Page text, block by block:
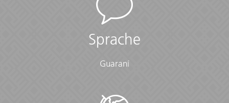
• Warm waterproof jacket
• Flight info (required) (Printouts of e-tickets may be
• Insurance info (required) (With photocopies)
• Visas or vaccination certificates (With photocopies)
Sprache
Guaraní